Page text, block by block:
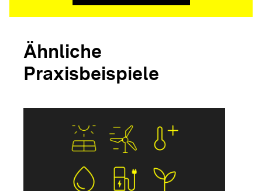
Ähnliche
Praxisbeispiele